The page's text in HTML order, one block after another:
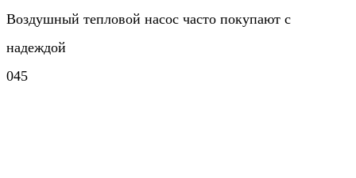
Воздушный тепловой насос часто покупают с
надеждой
045